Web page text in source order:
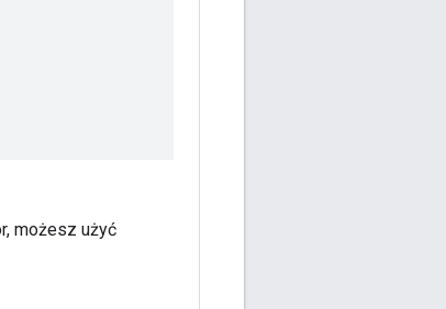
możesz użyć